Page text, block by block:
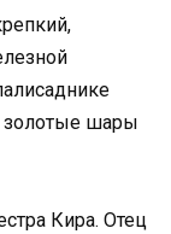
золотые шары
Кира. Отец